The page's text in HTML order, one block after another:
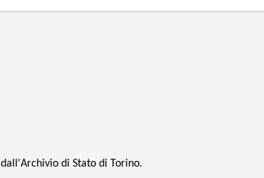
di Stato di Torino.